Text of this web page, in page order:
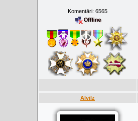
Komentāri: 6565
Alvilz